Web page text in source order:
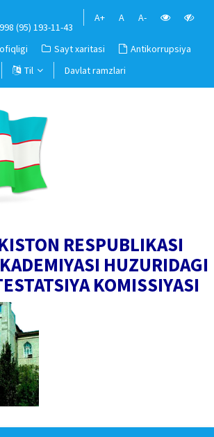
(95) 193-11-43
A+ A A-
Sayt xaritasi
Antikorrupsiya
Til
Davlat ramzlari
RESPUBLIKASI
HUZURIDAGI
KOMISSIYASI